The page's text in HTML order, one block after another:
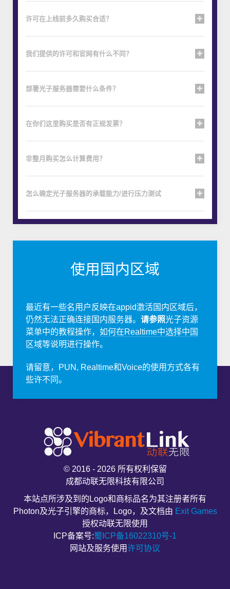
许可在上线前多久购买合适？
我们提供的许可和官网有什么不同？
部署光子服务器需要什么条件？
在你们这里购买是否有正规发票？
非整月购买怎么计算费用？
怎么确定光子服务器的承载能力/进行压力测试
使用国内区域
最近有一些名用户反映在appid激活国内区域后，
仍然无法正确连接国内服务器。 请参照光子资源
菜单中的教程操作， 如何在Realtime中选择中国
区域等说明进行操作。
请留意，PUN, Realtime和Voice的使用方式各有
些许不同。
© 2016 - 2026 所有权利保留
成都动联无限科技有限公司
本站点所涉及到的Logo和商标品名为其注册者所有
Photon及光子引擎的商标，Logo，及文档由 Exit Games
授权动联无限使用
ICP备案号:蜀ICP备16022310号-1
网站及服务使用许可协议